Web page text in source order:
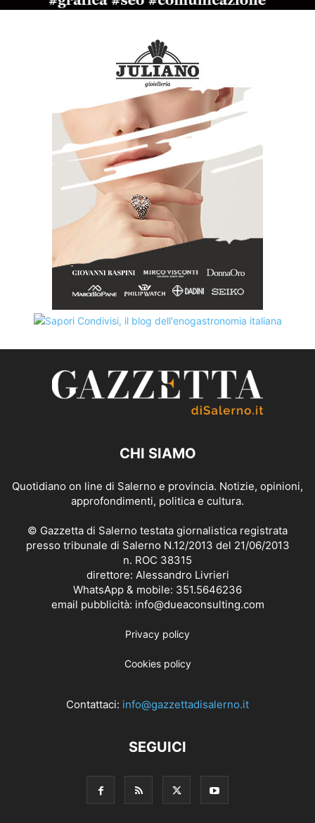
CHI SIAMO
Quotidiano on line di Salerno e provincia. Notizie, opinioni,
approfondimenti, politica e cultura.
© Gazzetta di Salerno testata giornalistica registrata
presso tribunale di Salerno N.12/2013 del 21/06/2013
n. ROC 38315
direttore: Alessandro Livrieri
WhatsApp & mobile: 351.5646236
email pubblicità: info@dueaconsulting.com
Privacy policy
Cookies policy
Contattaci: info@gazzettadisalerno.it
SEGUICI